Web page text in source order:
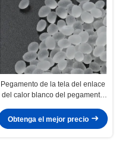
Pegamento de la tela del enlace
del calor blanco del pegamento
de CAS 9009-54-5
Obtenga el mejor precio